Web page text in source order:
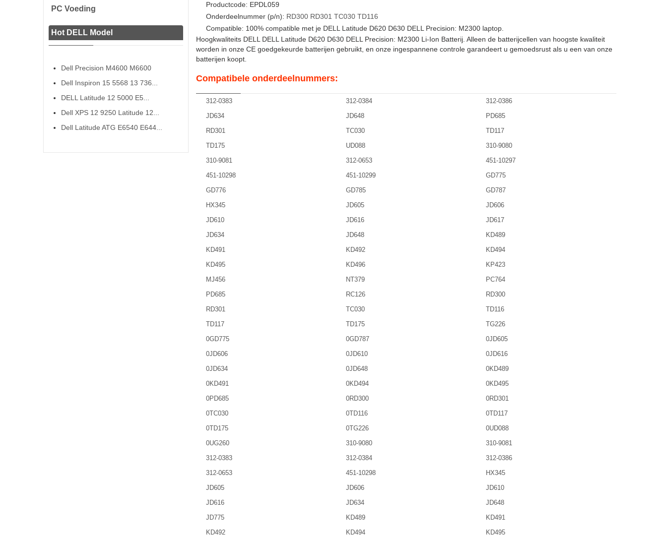
PC Voeding
Hot DELL Model
Dell Precision M4600 M6600
Dell Inspiron 15 5568 13 736...
DELL Latitude 12 5000 E5...
Dell XPS 12 9250 Latitude 12...
Dell Latitude ATG E6540 E644...
Productcode: EPDL059
Onderdeelnummer (p/n): RD300 RD301 TC030 TD116
Compatible: 100% compatible met je DELL Latitude D620 D630 DELL Precision: M2300 laptop.
Hoogkwaliteits DELL DELL Latitude D620 D630 DELL Precision: M2300 Li-Ion Batterij. Alleen de batterijcellen van hoogste kwaliteit
worden in onze CE goedgekeurde batterijen gebruikt, en onze ingespannene controle garandeert u gemoedsrust als u een van onze
batterijen koopt.
Compatibele onderdeelnummers:
312-0383 312-0384
312-0386
JD634
JD648
PD685
RD301
TC030
TD117
TD175
UD088
310-9080
310-9081
312-0653
451-10297
451-10298
451-10299
GD775
GD776
GD785
GD787
HX345
JD605
JD606
JD610
JD616
JD617
JD634
JD648
KD489
KD491
KD492
KD494
KD495
KD496
KP423
MJ456
NT379
PC764
PD685
RC126
RD300
RD301
TC030
TD116
TD117
TD175
TG226
0GD775
0GD787
0JD605
0JD606
0JD610
0JD616
0JD634
0JD648
0KD489
0KD491
0KD494
0KD495
0PD685
0RD300
0RD301
0TC030
0TD116
0TD117
0TD175
0TG226
0UD088
0UG260
310-9080
310-9081
312-0383
312-0384
312-0386
312-0653
451-10298
HX345
JD605
JD606
JD610
JD616
JD634
JD648
JD775
KD489
KD491
KD492
KD494
KD495